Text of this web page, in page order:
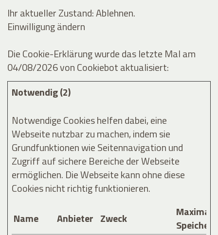
Ihr aktueller Zustand: Ablehnen.
Einwilligung ändern
Die Cookie-Erklärung wurde das letzte Mal am
04/08/2026 vonCookiebotaktualisiert:
Notwendig (2)
Notwendige Cookies helfen dabei, eine
Webseite nutzbar zu machen, indem sie
Grundfunktionen wie Seitennavigation und
Zugriff auf sichere Bereiche der Webseite
ermöglichen. Die Webseite kann ohne diese
Cookies nicht richtig funktionieren.
Name
Anbieter Zweck
Maximale